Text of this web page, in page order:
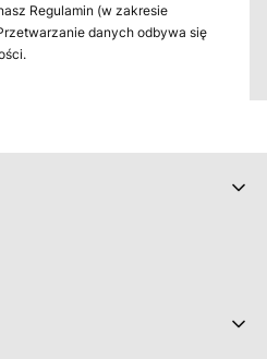
Regulamin (w zakresie
danych odbywa się